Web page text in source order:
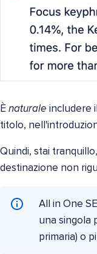
È naturale includere
titolo,
Quindi, stai
destinazione non
All in One
una singola
primaria) o